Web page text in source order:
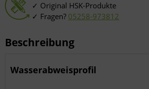
Original HSK-Produkte
Fragen? 05258-973812
Beschreibung
Wasserabweisprofil